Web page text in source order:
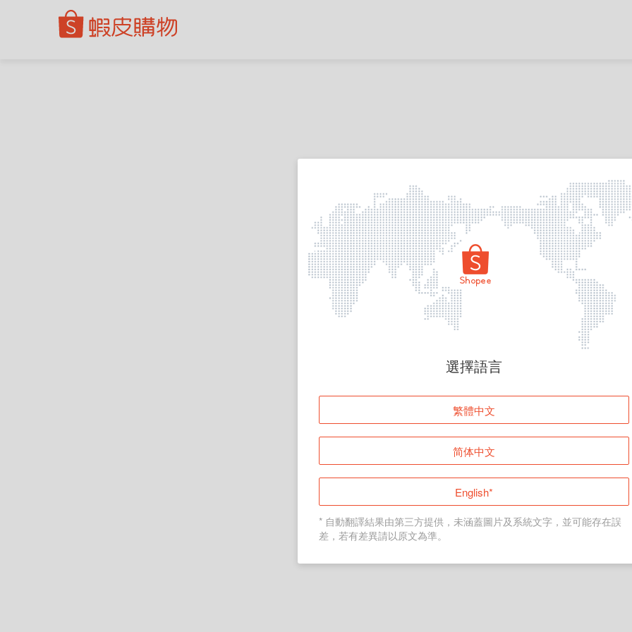
頁面無法顯示
登入
返回首頁
選擇語言
繁體中文
简体中文
English*
* 自動翻譯結果由第三方提供，未涵蓋圖片及系統文字，並可能存在誤
差，若有差異請以原文為準。